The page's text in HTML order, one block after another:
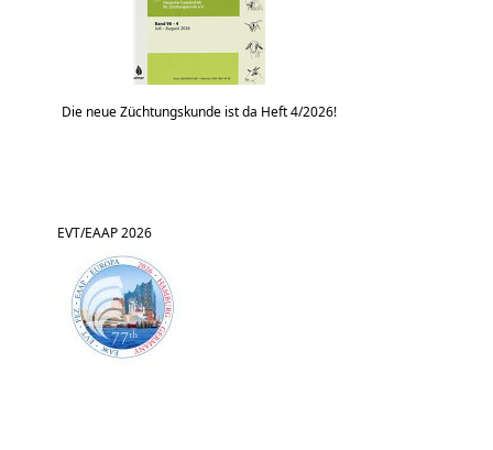
Die neue Züchtungskunde ist da Heft 4/2026!
EVT/EAAP 2026